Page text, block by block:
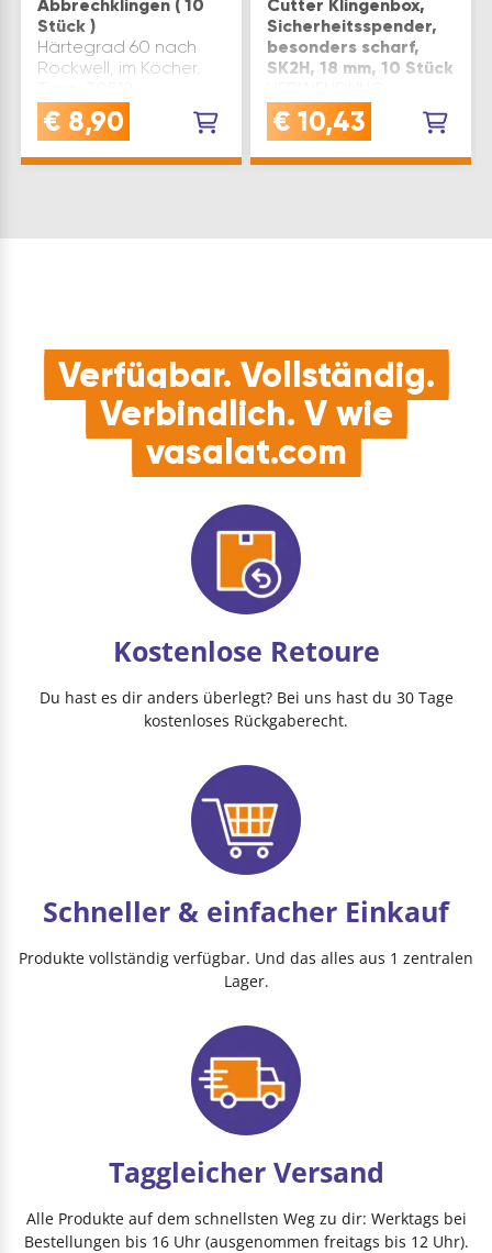
Abbrechklingen ( 10
Stück )
Härtegrad 60 nach
Rockwell, im Köcher.
Klingenbreite(mm): 9
Inhalt: 10 Klingen
Inhaltsangabe (PK): 1
€ 8,90
Cutter Klingenbox,
Sicherheitsspender,
besonders scharf,
SK2H, 18 mm, 10 Stück
Ersatzklingenbox für
präzises Schneiden
Klingen, ideal für
€ 10,43
Verfügbar. Vollständig.
Verbindlich. V wie
vasalat.com
Kostenlose Retoure
Du hast es dir anders überlegt? Bei uns hast du 30 Tage
kostenloses Rückgaberecht.
Schneller & einfacher Einkauf
Produkte vollständig verfügbar. Und das alles aus 1 zentralen
Lager.
Taggleicher Versand
Alle Produkte auf dem schnellsten Weg zu dir: Werktags bei
Bestellungen bis 16 Uhr (ausgenommen freitags bis 12 Uhr).